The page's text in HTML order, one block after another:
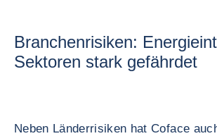
Branchenrisiken:
Sektoren stark gefährdet
Neben Länderrisiken hat Coface